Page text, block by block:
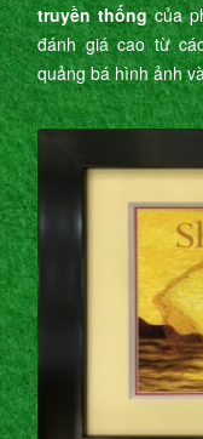
truyền thốngcủa
đánh giá cao từ
quảng bá hình ảnh